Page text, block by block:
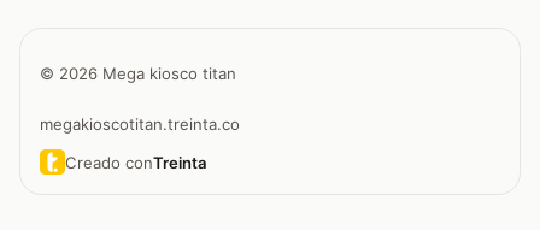
© 2026 Mega kiosco titan
megakioscotitan.treinta.co
Creado conTreinta